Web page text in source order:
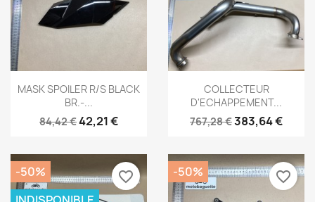
Aperçu rapide
MASK SPOILER R/S BLACK
BR.-...
84,42 €42,21 €
Aperçu rapide
COLLECTEUR
D'ECHAPPEMENT...
767,28 €383,64 €
-50%
favorite_border -50% favorite_border